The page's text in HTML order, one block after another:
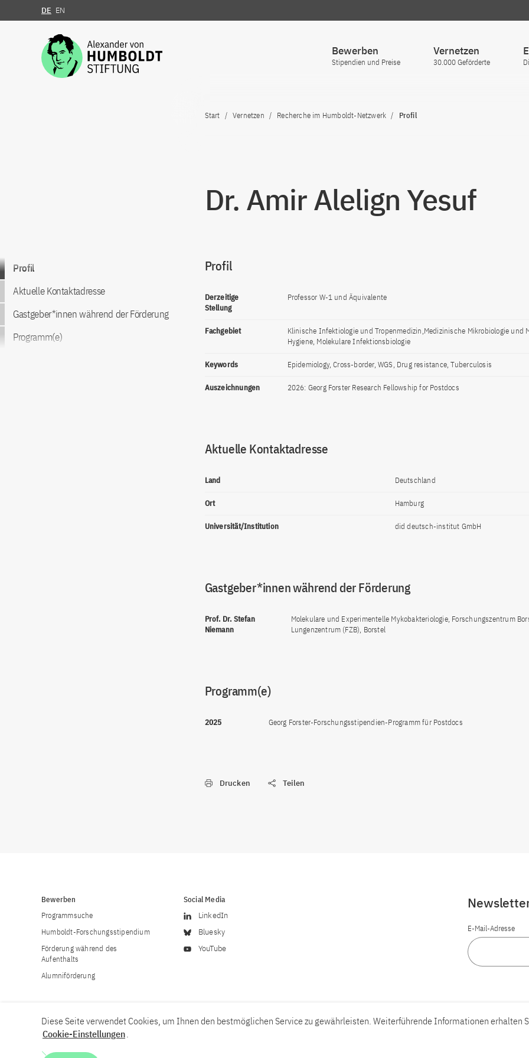
Zum Inhalt springen
DE EN
Bewerben
Stipendien und Preise
Vernetzen
30.000 Geförderte
Start Vernetzen Recherche im Humboldt-Netzwerk Profil
Dr. Amir Alelign Yesuf
Zum Inhalt springen
Profil
Aktuelle Kontaktadresse
Gastgeber*innen während der Förderung
Programm(e)
Profil
Derzeitige
Stellung
Professor W-1 und Äquivalente
Fachgebiet
Klinische Infektiologie und Tropenmedizin,Medizinische Mikrobiologie und
Hygiene, Molekulare Infektionsbiologie
Keywords Epidemiology, Cross-border, WGS, Drug resistance, Tuberculosis
Auszeichnungen 2026: Georg Forster Research Fellowship for Postdocs
Aktuelle Kontaktadresse
Land Deutschland
Ort Hamburg
Universität/Institution did deutsch-institut GmbH
Gastgeber*innen während der Förderung
Prof. Dr. Stefan
Niemann
Molekulare und Experimentelle Mykobakteriologie, Forschungszentrum
Lungenzentrum (FZB), Borstel
Programm(e)
2025 Georg Forster-Forschungsstipendien-Programm für Postdocs
Drucken Teilen
Bewerben
Programmsuche
Humboldt-Forschungsstipendium
Förderung während des
Aufenthalts
Alumniförderung
Social Media
LinkedIn
Bluesky
YouTube
E-Mail-Adresse
Diese Seite verwendet Cookies, um Ihnen den bestmöglichen Service zu gewährleisten. Weiterführende Informationen erhalten
Cookie-Einstellungen.